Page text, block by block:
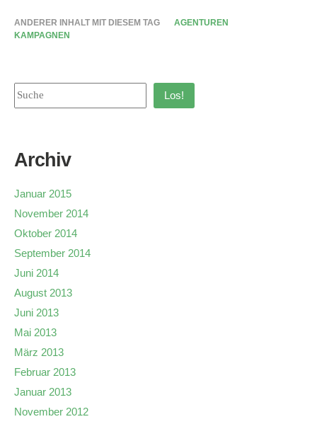
ANDERER INHALT MIT DIESEM TAG
AGENTUREN
KAMPAGNEN
Los!
Archiv
Januar 2015
November 2014
Oktober 2014
September 2014
Juni 2014
August 2013
Juni 2013
Mai 2013
März 2013
Februar 2013
Januar 2013
November 2012